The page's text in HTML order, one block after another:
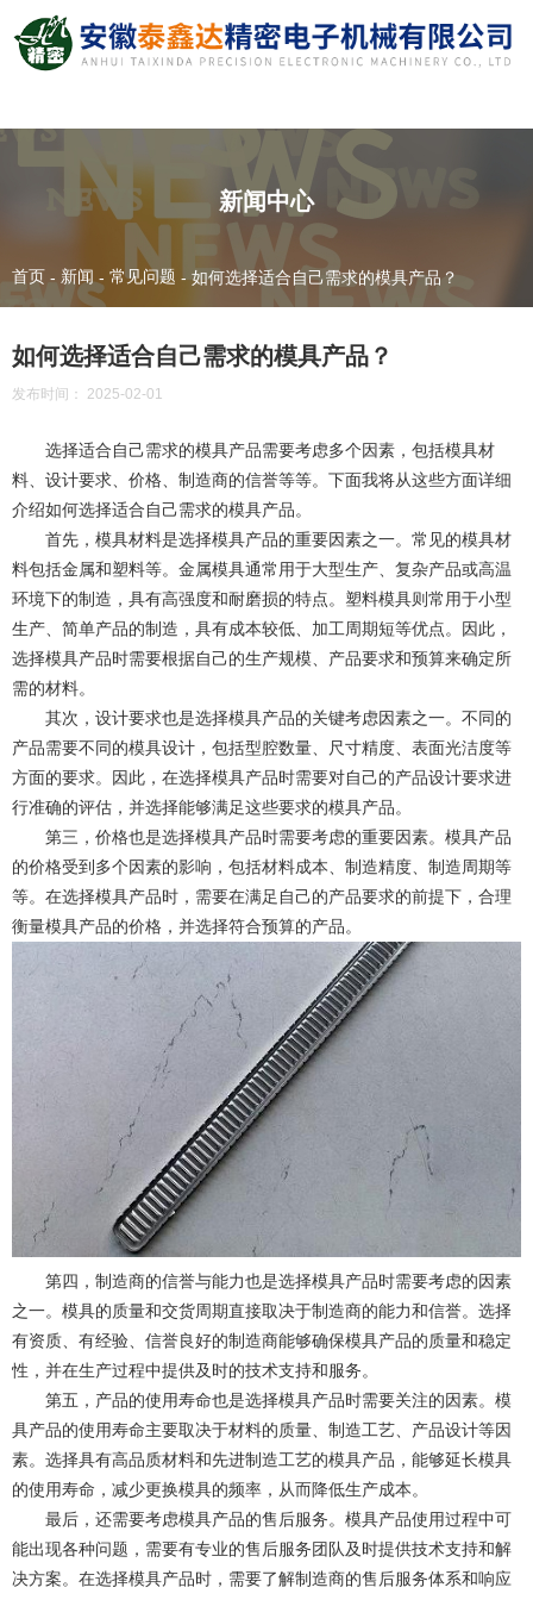
新闻中心
首页 - 新闻 - 常见问题 -如何选择适合自己需求的模具产品？
如何选择适合自己需求的模具产品？
发布时间： 2025-02-01
选择适合自己需求的模具产品需要考虑多个因素，包括模具材
料、设计要求、价格、制造商的信誉等等。下面我将从这些方面详细
介绍如何选择适合自己需求的模具产品。
首先，模具材料是选择模具产品的重要因素之一。常见的模具材
料包括金属和塑料等。金属模具通常用于大型生产、复杂产品或高温
环境下的制造，具有高强度和耐磨损的特点。塑料模具则常用于小型
生产、简单产品的制造，具有成本较低、加工周期短等优点。因此，
选择模具产品时需要根据自己的生产规模、产品要求和预算来确定所
需的材料。
其次，设计要求也是选择模具产品的关键考虑因素之一。不同的
产品需要不同的模具设计，包括型腔数量、尺寸精度、表面光洁度等
方面的要求。因此，在选择模具产品时需要对自己的产品设计要求进
行准确的评估，并选择能够满足这些要求的模具产品。
第三，价格也是选择模具产品时需要考虑的重要因素。模具产品
的价格受到多个因素的影响，包括材料成本、制造精度、制造周期等
等。在选择模具产品时，需要在满足自己的产品要求的前提下，合理
衡量模具产品的价格，并选择符合预算的产品。
第四，制造商的信誉与能力也是选择模具产品时需要考虑的因素
之一。模具的质量和交货周期直接取决于制造商的能力和信誉。选择
有资质、有经验、信誉良好的制造商能够确保模具产品的质量和稳定
性，并在生产过程中提供及时的技术支持和服务。
第五，产品的使用寿命也是选择模具产品时需要关注的因素。模
具产品的使用寿命主要取决于材料的质量、制造工艺、产品设计等因
素。选择具有高品质材料和先进制造工艺的模具产品，能够延长模具
的使用寿命，减少更换模具的频率，从而降低生产成本。
最后，还需要考虑模具产品的售后服务。模具产品使用过程中可
能出现各种问题，需要有专业的售后服务团队及时提供技术支持和解
决方案。在选择模具产品时，需要了解制造商的售后服务体系和响应